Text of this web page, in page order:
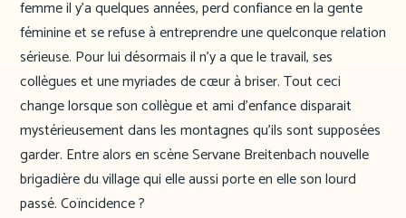
femme il y’a quelques années, perd confiance en la gente
féminine et se refuse à entreprendre une quelconque relation
sérieuse. Pour lui désormais il n’y a que le travail, ses
collègues et une myriades de cœur à briser. Tout ceci
change lorsque son collègue et ami d’enfance disparait
mystérieusement dans les montagnes qu’ils sont supposées
garder. Entre alors en scène Servane Breitenbach nouvelle
brigadière du village qui elle aussi porte en elle son lourd
passé. Coïncidence ?